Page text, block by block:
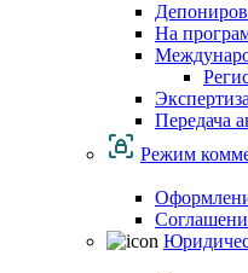
На
Передача
Режим